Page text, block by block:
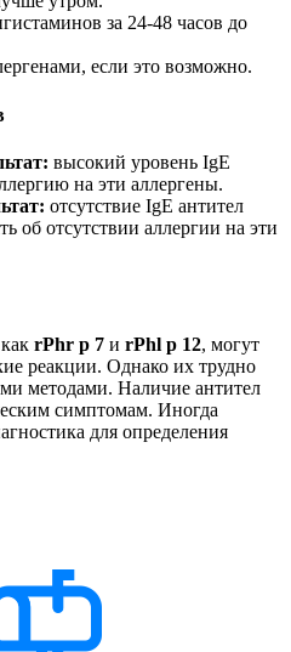
за 24-48 часов до
если это возможно.
высокий уровень IgE
на эти аллергены.
отсутствие IgE антител
об отсутствии аллергии на эти
rPhr p 7 и rPhl p 12, могут
реакции. Однако их трудно
методами. Наличие антител
симптомам. Иногда
для определения